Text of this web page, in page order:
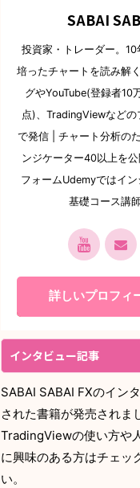
SABAI
投資家・トレーダー。
培ったチャートを読み解
グやYouTube(登録者10
点)、TradingViewなどの
で発信 | チャート分析の
ンジケーター40以上を
フォームUdemyではイ
基礎コース講
詳しいプロフィ
インタビュー記事
SABAI SABAI FXのイン
された書籍が発売されま
TradingViewの使い方や
に興味のある方はチェッ
い。